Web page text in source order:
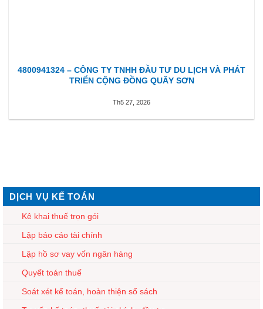
4800941324 – CÔNG TY TNHH ĐẦU TƯ DU LỊCH VÀ PHÁT
TRIỂN CỘNG ĐỒNG QUÂY SƠN
Th5 27, 2026
DỊCH VỤ KẾ TOÁN
Kê khai thuế trọn gói
Lập báo cáo tài chính
Lập hồ sơ vay vốn ngân hàng
Quyết toán thuế
Soát xét kế toán, hoàn thiện sổ sách